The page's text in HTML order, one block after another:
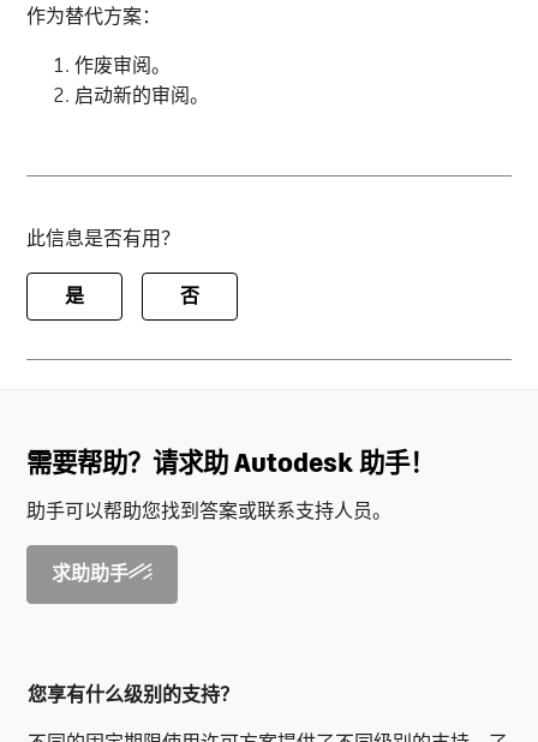
作为替代方案：
作废审阅。
启动新的审阅。
此信息是否有用？
是 否
需要帮助？请求助 Autodesk 助手！
助手可以帮助您找到答案或联系支持人员。
求助助手
您享有什么级别的支持？